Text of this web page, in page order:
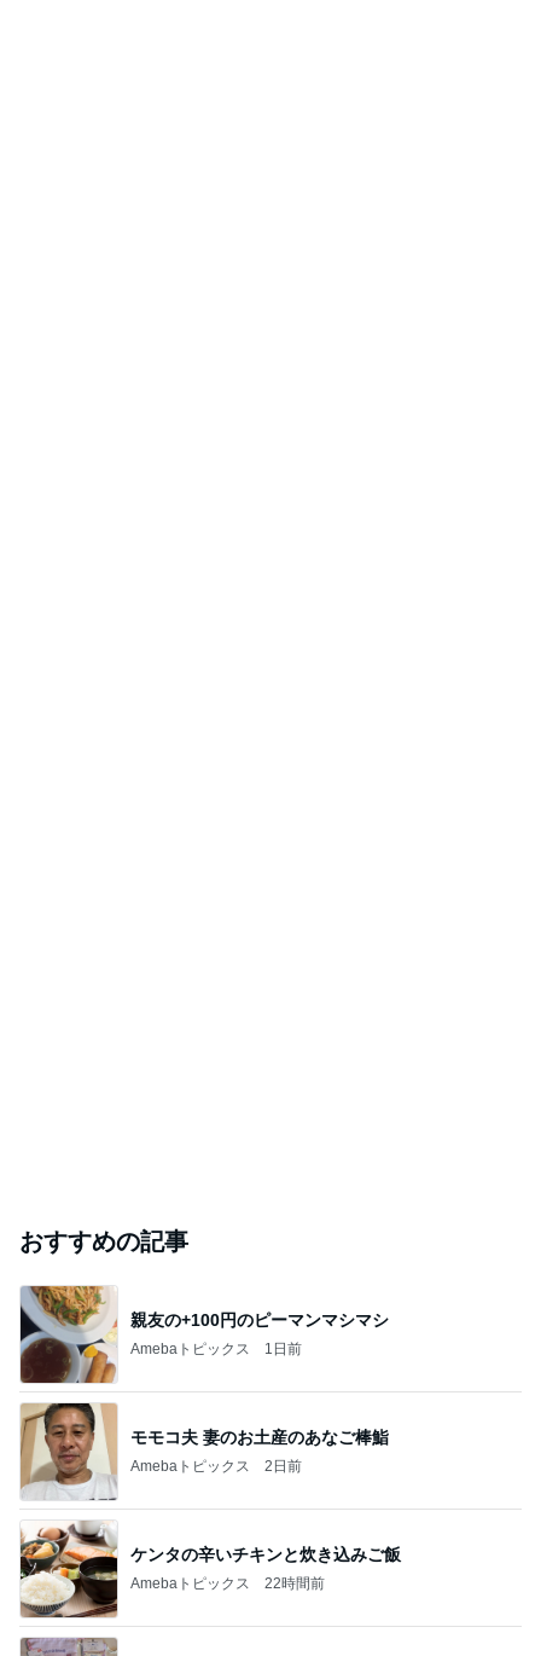
おすすめの記事
親友の+100円のピーマンマシマシ
Amebaトピックス 1日前
モモコ夫 妻のお土産のあなご棒鮨
Amebaトピックス 2日前
ケンタの辛いチキンと炊き込みご飯
Amebaトピックス 22時間前